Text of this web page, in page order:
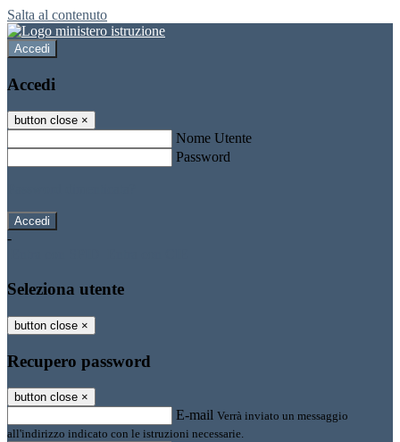
Salta al contenuto
Accedi
Accedi
button close ×
Nome Utente
Password
-
Seleziona utente
button close ×
Recupero password
button close ×
E-mail Verrà inviato un messaggio
all'indirizzo indicato con le istruzioni necessarie.